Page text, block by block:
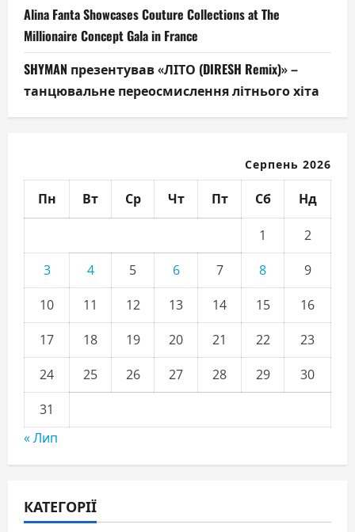
Alina Fanta Showcases Couture Collections at The
Millionaire Concept Gala in France
SHYMAN презентував «ЛІТО (DIRESH Remix)» –
танцювальне переосмислення літнього хіта
Серпень 2026
Пн Вт Ср Чт Пт Сб Нд
1
2
3
4 5 6 7 8
9
10
11 12 13 14 15
16
17
18 19 20 21 22
23
24
25 26 27 28 29
30
31
« Лип
КАТЕГОРІЇ